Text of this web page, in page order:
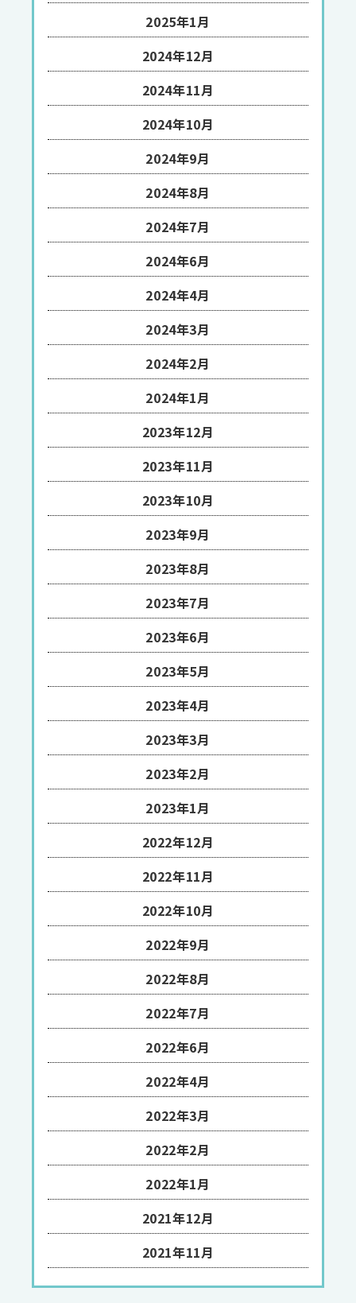
2025年1月
2024年12月
2024年11月
2024年10月
2024年9月
2024年8月
2024年7月
2024年6月
2024年4月
2024年3月
2024年2月
2024年1月
2023年12月
2023年11月
2023年10月
2023年9月
2023年8月
2023年7月
2023年6月
2023年5月
2023年4月
2023年3月
2023年2月
2023年1月
2022年12月
2022年11月
2022年10月
2022年9月
2022年8月
2022年7月
2022年6月
2022年4月
2022年3月
2022年2月
2022年1月
2021年12月
2021年11月